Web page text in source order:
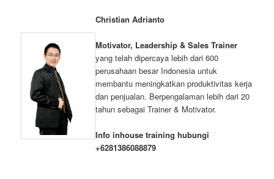
Christian Adrianto
Motivator, Leadership & Sales Trainer
yang telah dipercaya lebih dari 600
perusahaan besar Indonesia untuk
membantu meningkatkan produktivitas kerja
dan penjualan. Berpengalaman lebih dari 20
tahun sebagai Trainer & Motivator.
Info inhouse training hubungi
+6281386088879